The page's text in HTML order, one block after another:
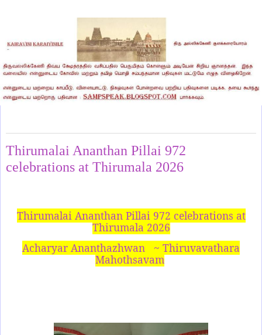
Thirumalai Ananthan Pillai 972
celebrations at Thirumala 2026
Thirumalai Ananthan Pillai 972 celebrations at
Thirumala 2026
Acharyar Ananthazhwan ~ Thiruvavathara
Mahothsavam